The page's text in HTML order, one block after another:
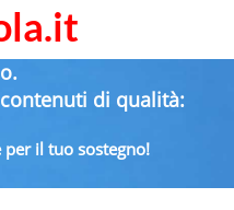
di qualità:
il tuo sostegno!